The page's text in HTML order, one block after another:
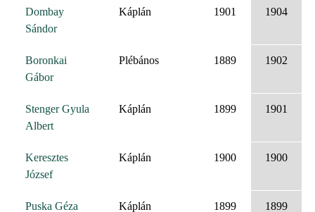
Dombay
Sándor
Káplán 1901 1904
Boronkai
Gábor
Plébános 1889 1902
Stenger Gyula
Albert
Káplán 1899 1901
Keresztes
József
Káplán 1900 1900
Puska Géza Káplán 1899 1899